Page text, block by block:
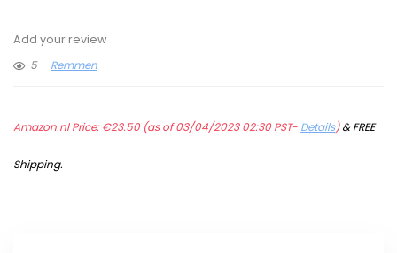
Add your review
5
Remmen
Amazon.nl Price:€23.50(as of 03/04/2023 02:30 PST- Details)&FREE
Shipping.